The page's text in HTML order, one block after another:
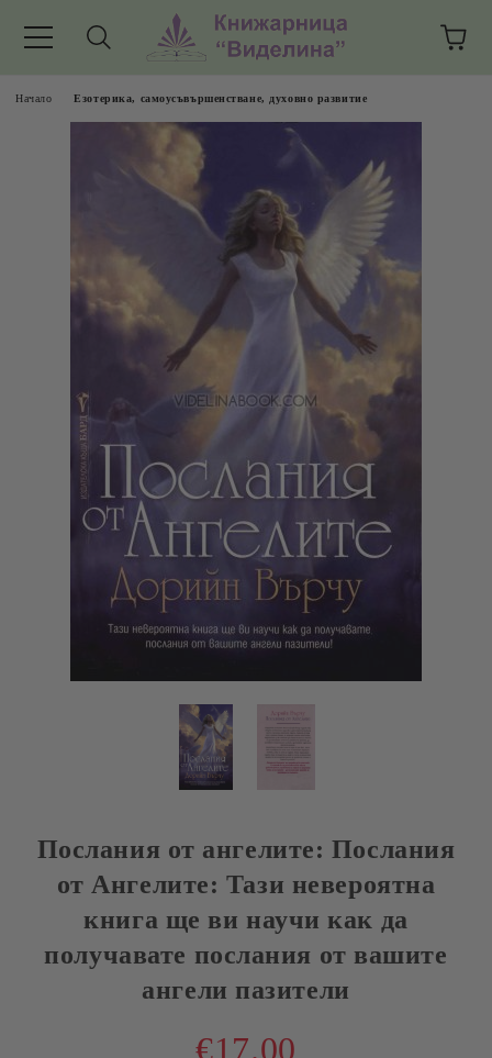
Начало Езотерика, самоусъвършенстване, духовно развитие
Послания от ангелите: Послания
от Ангелите: Тази невероятна
книга ще ви научи как да
получавате послания от вашите
ангели пазители
€17.00